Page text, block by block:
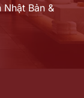
Bản &